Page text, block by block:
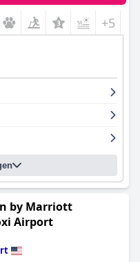
+5
by Marriott
Airport